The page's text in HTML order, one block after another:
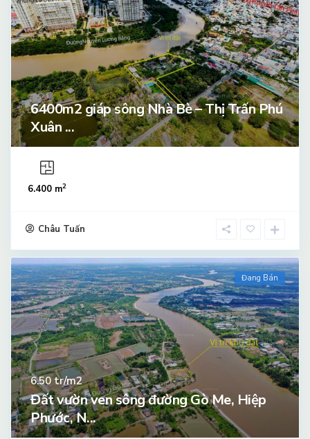
6400m2 giáp sông Nhà Bè – Thị Trấn Phú
Xuân ...
6.400 m2
Châu Tuấn
Đang Bán
6.50tr/m2
Đất vườn ven sông đường Gò Me, Hiệp
Phước, N...